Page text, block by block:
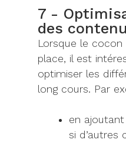
7 -
des
Lorsque le
place, il est
optimiser les
long cours. Par
en
si d’autres